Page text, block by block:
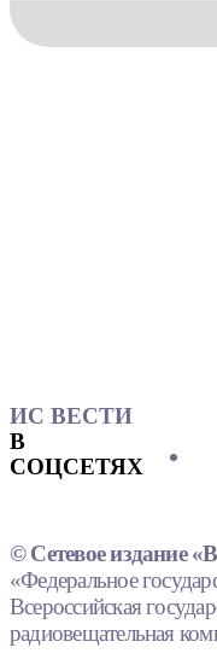
ИС ВЕСТИ
В
СОЦСЕТЯХ
© Сетевое издание
«Федеральное
Всероссийская
радиовещательная